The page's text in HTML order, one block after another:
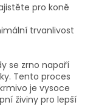
pro koně
trvanlivost
se zrno napaří
Tento proces
je vysoce
živiny pro lepší